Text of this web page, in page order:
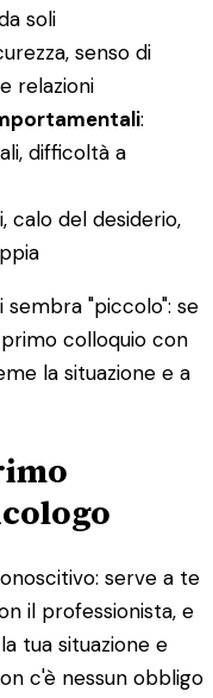
soli
senso di
relazioni
:
difficoltà a
calo del desiderio,
"piccolo": se
colloquio con
la situazione e a
serve a te
il professionista, e
tua situazione e
c'è nessun obbligo